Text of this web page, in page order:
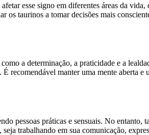
esse signo em diferentes áreas da
taurinos a tomar decisões mais
a determinação, a praticidade e a
recomendável manter uma mente aberta e
pessoas práticas e sensuais. No entanto,
trabalhando em sua comunicação,